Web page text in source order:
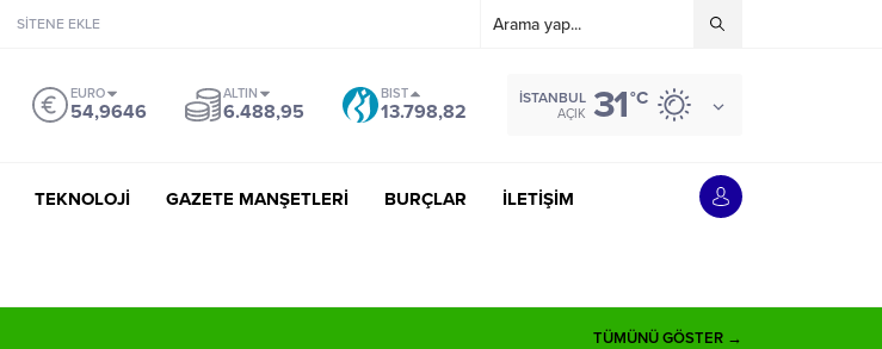
SİTENE EKLE
EURO
54,9646
ALTIN
6.488,95
BIST
13.798,82
İSTANBUL
AÇIK 31°C
TEKNOLOJİ GAZETE MANŞETLERİ BURÇLAR İLETİŞİM
TÜMÜNÜ GÖSTER →